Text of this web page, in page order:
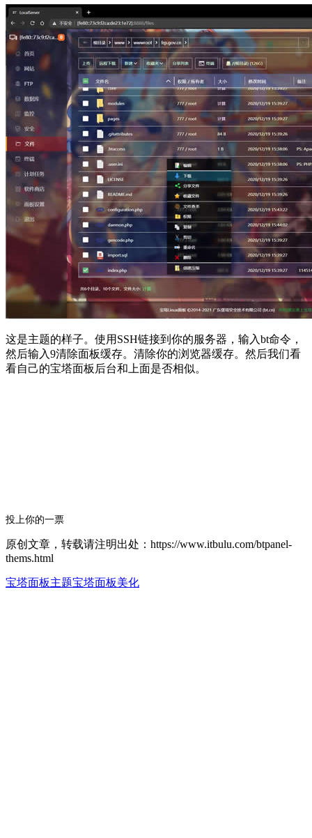
这是主题的样子。使用SSH链接到你的服务器，输入bt命令，
然后输入9清除面板缓存。清除你的浏览器缓存。然后我们看
看自己的宝塔面板后台和上面是否相似。
投上你的一票
原创文章，转载请注明出处：https://www.itbulu.com/btpanel-
thems.html
宝塔面板主题宝塔面板美化